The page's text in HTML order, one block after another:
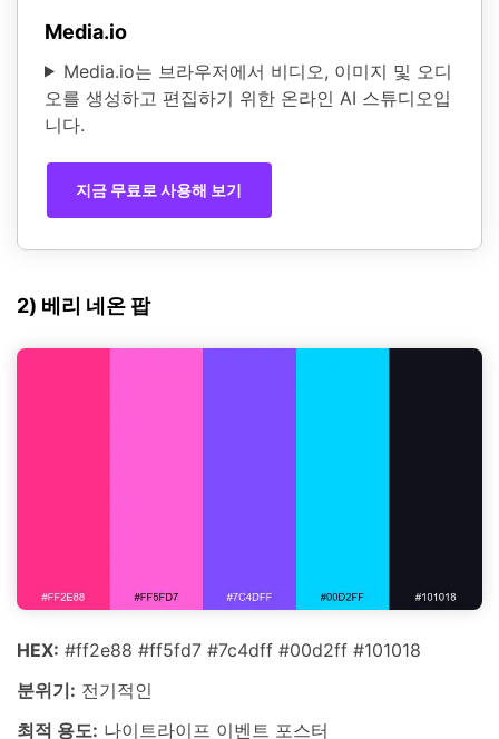
Media.io
Media.io는 브라우저에서 비디오, 이미지 및 오디
오를 생성하고 편집하기 위한 온라인 AI 스튜디오입
니다.
지금 무료로 사용해 보기
2) 베리 네온 팝
HEX: #ff2e88 #ff5fd7 #7c4dff #00d2ff #101018
분위기: 전기적인
최적 용도: 나이트라이프 이벤트 포스터